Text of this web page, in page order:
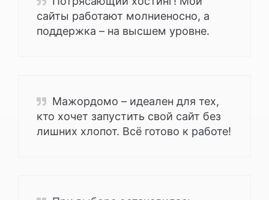
сайты работают молниеносно, а
поддержка – на высшем уровне.
Мажордомо – идеален для тех,
кто хочет запустить свой сайт без
лишних хлопот. Всё готово к работе!